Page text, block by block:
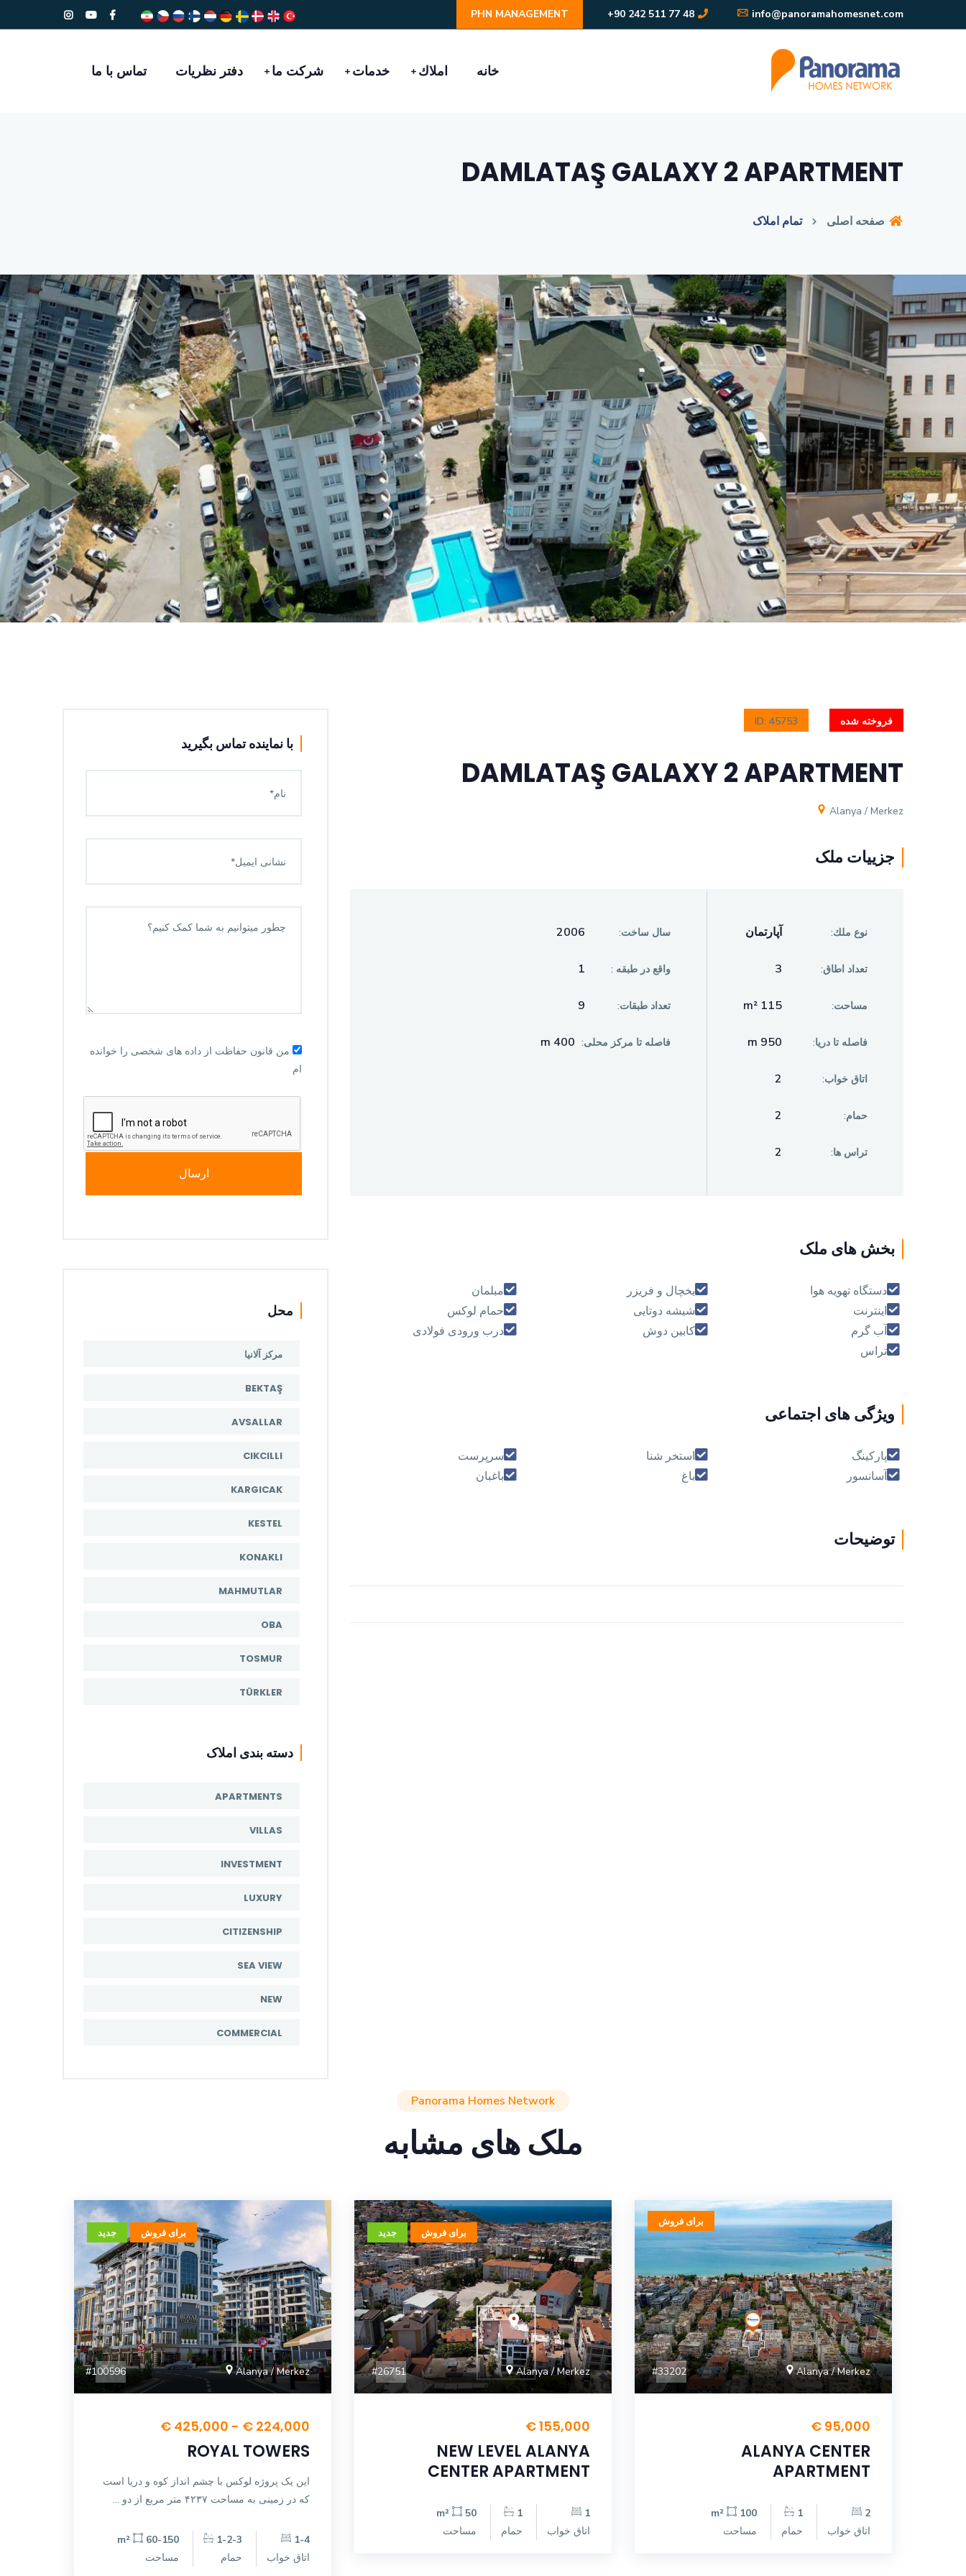
info@panoramahomesnet.com
48 77 511 242 90+
PHN MANAGEMENT
خانه املاك خدمات شرکت ما دفتر نظريات تماس با ما
DAMLATAŞ GALAXY 2 APARTMENT
صفحه اصلی تمام املاک
فروخته شده ID: 45753
DAMLATAŞ GALAXY 2 APARTMENT
Alanya / Merkez
جزيیات ملک
نوع ملك: آپارتمان
تعداد اطاق: 3
مساحت: 115 m²
فاصله تا دريا: 950 m
اتاق خواب: 2
حمام: 2
تراس ها: 2
سال ساخت: 2006
واقع در طبقه : 1
تعداد طبقات: 9
فاصله تا مرکز محلی: 400 m
بخش های ملک
دستگاه تهويه هوا يخچال و فريزر
مبلمان
اینترنت
شیشه دوتایی
حمام لوکس
آب گرم
کابین دوش
درب ورودی فولادی
تراس
ویژگی های اجتماعی
پارکینگ استخر شنا
سرپرست
آسانسور
باغ باغبان
توضیحات
با نماینده تماس بگیرید
من قانون حفاظت از داده های شخصی را خوانده
ام
ارسال
محل
مرکز آلانیا
BEKTAŞ
AVSALLAR
CIKCILLI
KARGICAK
KESTEL
KONAKLI
MAHMUTLAR
OBA
TOSMUR
TÜRKLER
دسته بندی املاک
APARTMENTS
VILLAS
INVESTMENT
LUXURY
CITIZENSHIP
SEA VIEW
NEW
COMMERCIAL
Panorama Homes Network
ملک های مشابه
برای فروش
Alanya / Merkez
#33202
95,000 €
ALANYA CENTER
APARTMENT
2
اتاق خواب
1
حمام
100 m²
مساحت
برای فروش جدید
Alanya / Merkez
#26751
155,000 €
NEW LEVEL ALANYA
CENTER APARTMENT
1
اتاق خواب
1
حمام
50 m²
مساحت
برای فروش جدید
Alanya / Merkez
#100596
224,000 € - 425,000 €
ROYAL TOWERS
این یک پروژه لوکس با چشم انداز کوه و دریا است
که در زمینی به مساحت ۴۲۳۷ متر مربع از دو ...
1-4
اتاق خواب
1-2-3
حمام
60-150 m²
مساحت